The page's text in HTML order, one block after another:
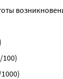
100)